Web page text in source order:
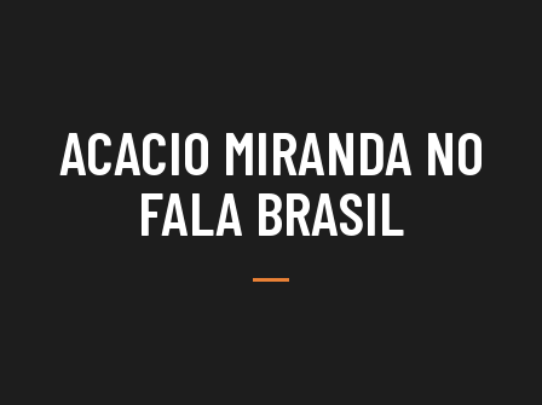
ACACIO MIRANDA NO
FALA BRASIL